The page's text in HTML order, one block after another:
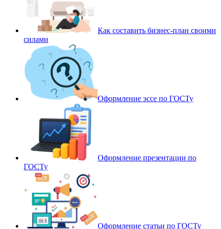
Как составить бизнес-план своими
силами
Оформление эссе по ГОСТу
Оформление презентации по
ГОСТу
Оформление статьи по ГОСТу